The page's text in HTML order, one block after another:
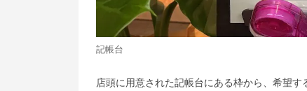
記帳台
店頭に用意された記帳台にある枠から、希望